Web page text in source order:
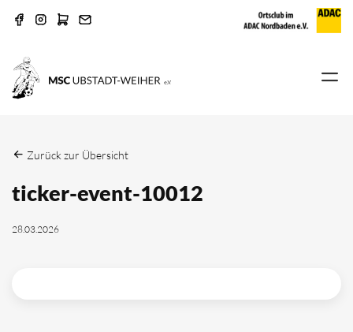
Zurück zur Übersicht
ticker-event-10012
28.03.2026